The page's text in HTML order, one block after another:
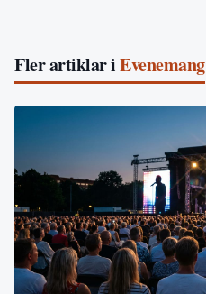
Fler artiklar iEvenemang